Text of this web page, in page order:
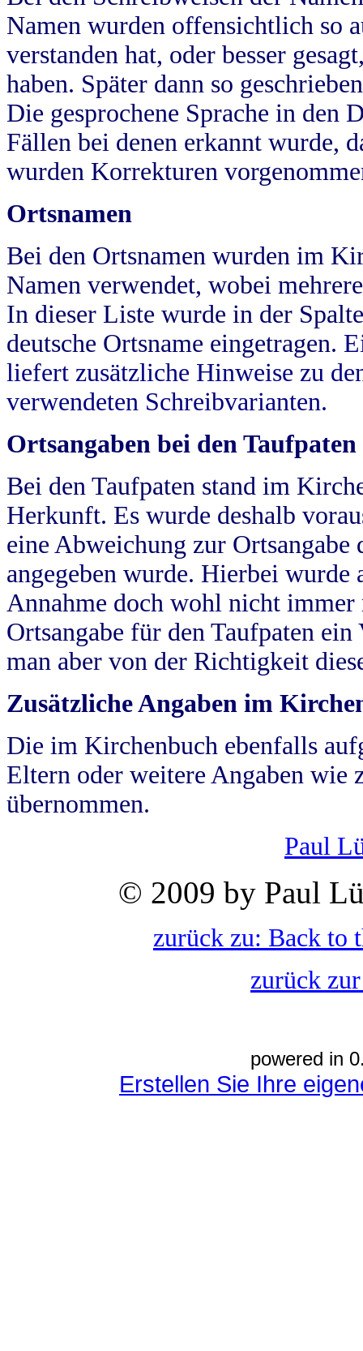
Namen wurden offensichtlich so
verstanden hat, oder besser
haben. Später dann so
Die gesprochene Sprache in
Fällen bei denen erkannt wurde,
wurden Korrekturen
Ortsnamen
Bei den Ortsnamen wurden im
Namen verwendet, wobei
In dieser Liste wurde in der
deutsche Ortsname eingetragen.
liefert zusätzliche Hinweise zu
verwendeten Schreibvarianten.
Ortsangaben bei den Taufpaten
Bei den Taufpaten stand im
Herkunft. Es wurde deshalb
eine Abweichung zur
angegeben wurde. Hierbei wurde
Annahme doch wohl nicht
Ortsangabe für den Taufpaten
man aber von der Richtigkeit
Zusätzliche Angaben im
Die im Kirchenbuch ebenfalls
Eltern oder weitere Angaben wie
übernommen.
Paul
© 2009 by Paul
zurück zu: Back to
zurück
powered in
Erstellen Sie Ihre